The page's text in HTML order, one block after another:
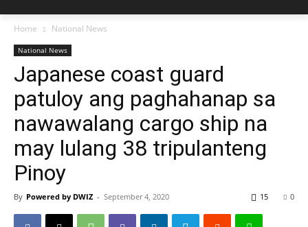
Home National News
National News
Japanese coast guard
patuloy ang paghahanap sa
nawawalang cargo ship na
may lulang 38 tripulanteng
Pinoy
By Powered by DWIZ - September 4, 2020 0
15